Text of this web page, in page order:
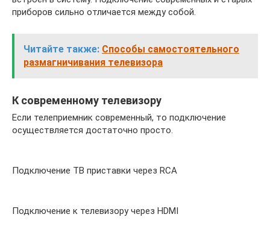
приборов сильно отличается между собой.
Читайте также: Способы самостоятельного
размагничивания телевизора
К современному телевизору
Если телеприемник современный, то подключение
осуществляется достаточно просто.
Подключение ТВ приставки через RCA
Подключение к телевизору через HDMI